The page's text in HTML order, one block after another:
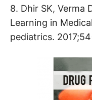
8. Dhir SK, Verma
Learning in
pediatrics.